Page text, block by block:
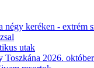
négy keréken - extrém
utak
Toszkána 2026. október